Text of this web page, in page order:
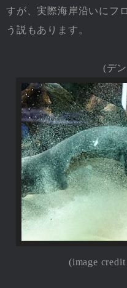
すが、実際海岸沿いにフ
う説もあります。
(デ
(image